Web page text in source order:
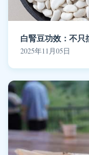
白腎豆功效：不
2025年11月05日